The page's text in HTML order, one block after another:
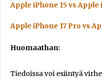
Apple iPhone 15 vs Apple
Apple iPhone 17 Pro vs
Huomaathan:
Tiedoissa voi esiintyä